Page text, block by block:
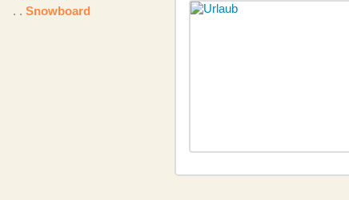
. . Snowboard